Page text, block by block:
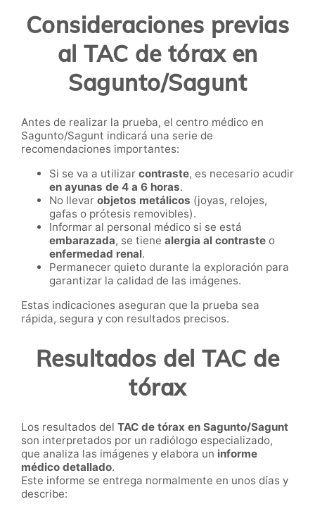
Consideraciones previas
al TAC de tórax en
Sagunto/Sagunt
Antes de realizar la prueba, el centro médico en
Sagunto/Sagunt indicará una serie de
recomendaciones importantes:
Si se va a utilizar contraste, es necesario acudir
en ayunas de 4 a 6 horas.
No llevar objetos metálicos (joyas, relojes,
gafas o prótesis removibles).
Informar al personal médico si se está
embarazada, se tiene alergia al contraste o
enfermedad renal.
Permanecer quieto durante la exploración para
garantizar la calidad de las imágenes.
Estas indicaciones aseguran que la prueba sea
rápida, segura y con resultados precisos.
Resultados del TAC de
tórax
Los resultados del TAC de tórax en Sagunto/Sagunt
son interpretados por un radiólogo especializado,
que analiza las imágenes y elabora un informe
médico detallado.
Este informe se entrega normalmente en unos días y
describe: